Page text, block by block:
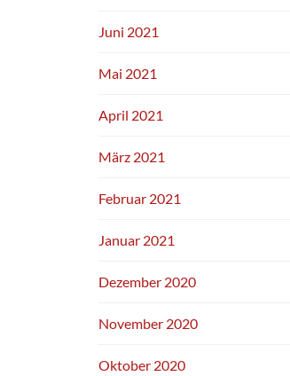
Juni 2021
Mai 2021
April 2021
März 2021
Februar 2021
Januar 2021
Dezember 2020
November 2020
Oktober 2020